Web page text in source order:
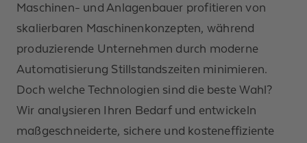
Maschinen- und Anlagenbauer profitieren von
skalierbaren Maschinenkonzepten, während
produzierende Unternehmen durch moderne
Automatisierung Stillstandszeiten minimieren.
Doch welche Technologien sind die beste Wahl?
Wir analysieren Ihren Bedarf und entwickeln
maßgeschneiderte, sichere und kosteneffiziente